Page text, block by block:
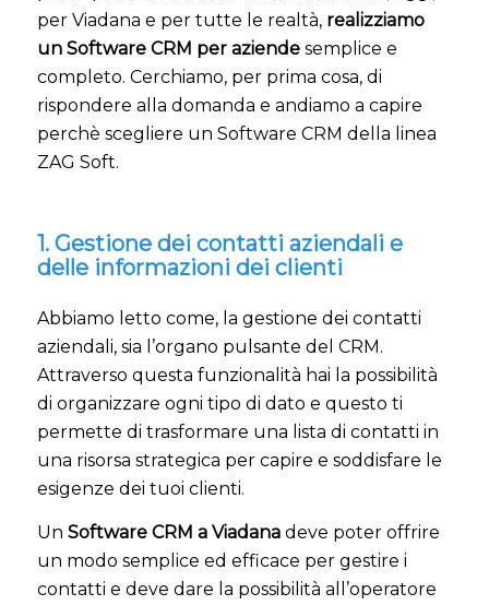
per Viadana e per tutte le realtà, realizziamo
un Software CRM per aziendesemplice e
completo. Cerchiamo, per prima cosa, di
rispondere alla domanda e andiamo a capire
perchè scegliere un Software CRM della linea
ZAG Soft.
1. Gestione dei contatti aziendali e
delle informazioni dei clienti
Abbiamo letto come, la gestione dei contatti
aziendali, sia l’organo pulsante del CRM.
Attraverso questa funzionalità hai la possibilità
di organizzare ogni tipo di dato e questo ti
permette di trasformare una lista di contatti in
una risorsa strategica per capire e soddisfare le
esigenze dei tuoi clienti.
Un Software CRM a Viadanadeve poter offrire
un modo semplice ed efficace per gestire i
contatti e deve dare la possibilità all’operatore